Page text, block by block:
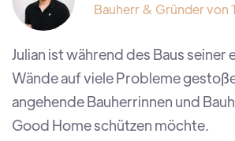
Bauherr & Gründer von
Julian ist während des Baus seiner
Wände auf viele Probleme
angehende Bauherrinnen und
Good Home schützen möchte.